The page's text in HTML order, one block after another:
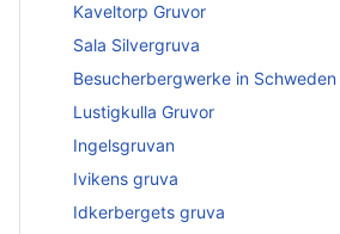
Kaveltorp Gruvor
Sala Silvergruva
Besucherbergwerke in Schweden
Lustigkulla Gruvor
Ingelsgruvan
Ivikens gruva
Idkerbergets gruva